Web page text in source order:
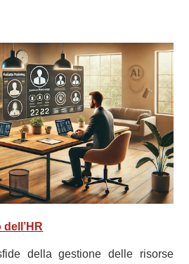
della gestione delle risorse